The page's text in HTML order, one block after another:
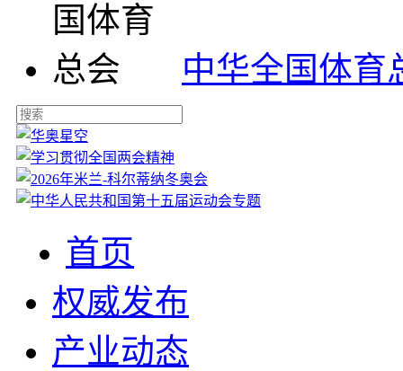
中华全国体育
首页
权威发布
产业动态